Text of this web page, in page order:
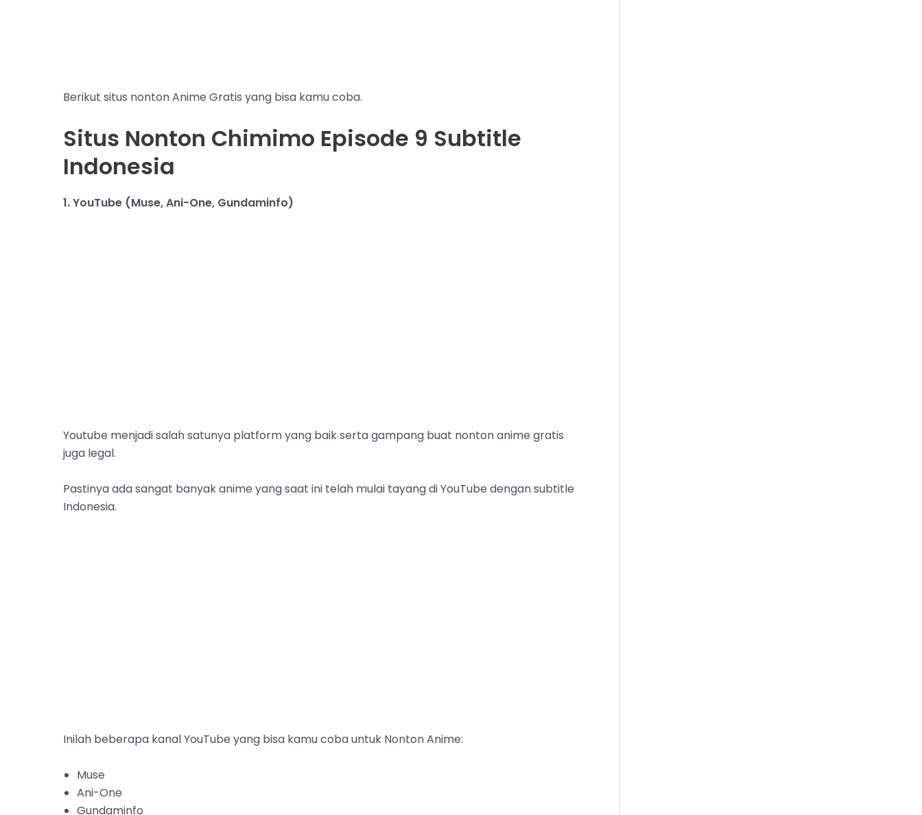
Berikut situs nonton Anime Gratis yang bisa kamu coba.
Situs Nonton Chimimo Episode 9 Subtitle
Indonesia
1. YouTube (Muse, Ani-One, Gundaminfo)
Youtube menjadi salah satunya platform yang baik serta gampang buat nonton anime gratis
juga legal.
Pastinya ada sangat banyak anime yang saat ini telah mulai tayang di YouTube dengan subtitle
Indonesia.
Inilah beberapa kanal YouTube yang bisa kamu coba untuk Nonton Anime:
Muse
Ani-One
Gundaminfo